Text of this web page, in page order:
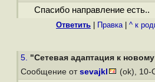
Спасибо направление есть..
Ответить Правка| ^ к
5. "Сетевая адаптация к
Сообщение от sevajkl (ok), 10-